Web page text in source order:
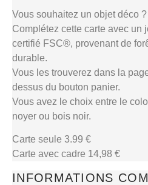
Vous souhaitez un objet déco ?
Complétez cette carte avec un
certifié FSC®, provenant de
durable.
Vous les trouverez dans la
dessus du bouton panier.
Vous avez le choix entre le
noyer ou bois noir.
Carte seule 3.99 €
Carte avec cadre 14,98 €
INFORMATIONS